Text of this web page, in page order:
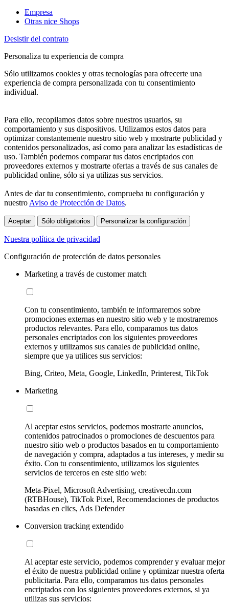
Empresa
Otras nice Shops
Desistir del contrato
Personaliza tu experiencia de compra
Sólo utilizamos cookies y otras tecnologías para ofrecerte una
experiencia de compra personalizada con tu consentimiento
individual.
Para ello, recopilamos datos sobre nuestros usuarios, su
comportamiento y sus dispositivos. Utilizamos estos datos para
optimizar constantemente nuestro sitio web y mostrarte publicidad y
contenidos personalizados, así como para analizar las estadísticas de
uso. También podemos comparar tus datos encriptados con
proveedores externos y mostrarte ofertas a través de sus canales de
publicidad online, sólo si ya utilizas sus servicios.
Antes de dar tu consentimiento, comprueba tu configuración y
nuestro Aviso de Protección de Datos.
Aceptar Sólo obligatorios Personalizar la configuración
Nuestra política de privacidad
Configuración de protección de datos personales
Marketing a través de customer match
Con tu consentimiento, también te informaremos sobre
promociones externas en nuestro sitio web y te mostraremos
productos relevantes. Para ello, comparamos tus datos
personales encriptados con los siguientes proveedores
externos y utilizamos sus canales de publicidad online,
siempre que ya utilices sus servicios:
Bing, Criteo, Meta, Google, LinkedIn, Printerest, TikTok
Marketing
Al aceptar estos servicios, podemos mostrarte anuncios,
contenidos patrocinados o promociones de descuentos para
nuestro sitio web o productos basados en tu comportamiento
de navegación y compra, adaptados a tus intereses, y medir su
éxito. Con tu consentimiento, utilizamos los siguientes
servicios de terceros en este sitio web:
Meta-Pixel, Microsoft Advertising, creativecdn.com
(RTBHouse), TikTok Pixel, Recomendaciones de productos
basadas en clics, Ads Defender
Conversion tracking extendido
Al aceptar este servicio, podemos comprender y evaluar mejor
el éxito de nuestra publicidad online y optimizar nuestra oferta
publicitaria. Para ello, comparamos tus datos personales
encriptados con los siguientes proveedores externos, si ya
utilizas sus servicios: